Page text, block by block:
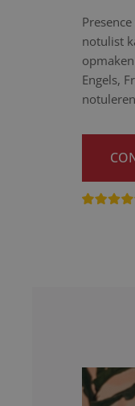
notulist
Engels,